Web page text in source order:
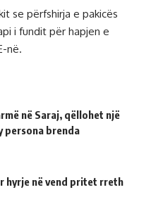
se përfshirja e pakicës
i fundit për hapjen e
në.
në Saraj, qëllohet një
persona brenda
hyrje në vend pritet rreth